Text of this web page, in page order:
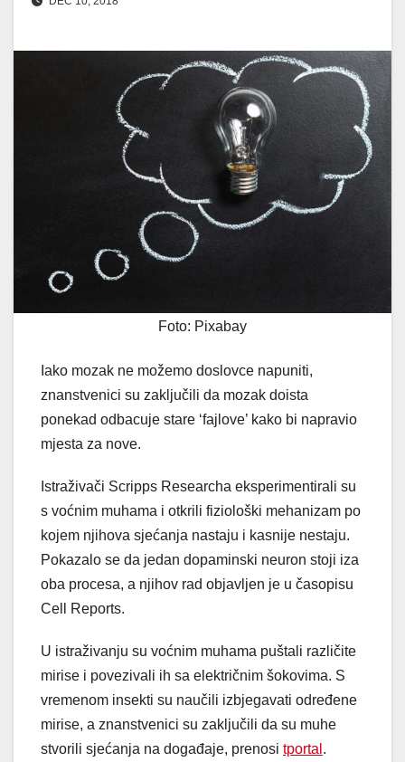
Foto: Pixabay
Iako mozak ne možemo doslovce napuniti,
znanstvenici su zaključili da mozak doista
ponekad odbacuje stare ‘fajlove’ kako bi napravio
mjesta za nove.
Istraživači Scripps Researcha eksperimentirali su
s voćnim muhama i otkrili fiziološki mehanizam po
kojem njihova sjećanja nastaju i kasnije nestaju.
Pokazalo se da jedan dopaminski neuron stoji iza
oba procesa, a njihov rad objavljen je u časopisu
Cell Reports.
U istraživanju su voćnim muhama puštali različite
mirise i povezivali ih sa električnim šokovima. S
vremenom insekti su naučili izbjegavati određene
mirise, a znanstvenici su zaključili da su muhe
stvorili sjećanja na događaje, prenosi tportal .